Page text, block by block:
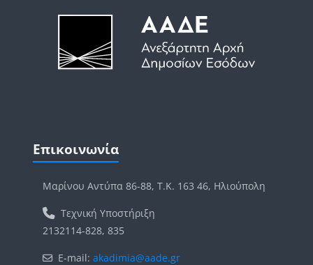
Μπλοκ
Επικοινωνία
Μαρίνου Αντύπα 86-88, Τ.Κ. 163 46, Ηλιούπολη
Τεχνική Υποστήριξη
2132114-828, 835
E-mail: akadimia@aade.gr